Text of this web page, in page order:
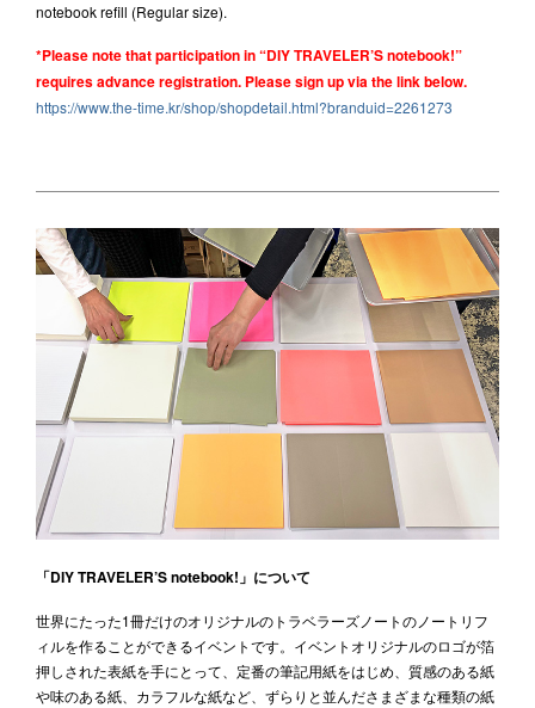
notebook refill (Regular size).
*Please note that participation in “DIY TRAVELER’S notebook!”
requires advance registration. Please sign up via the link below.
https://www.the-time.kr/shop/shopdetail.html?branduid=2261273
「DIY TRAVELER’S notebook!」について
世界にたった1冊だけのオリジナルのトラベラーズノートのノートリフ
ィルを作ることができるイベントです。イベントオリジナルのロゴが箔
押しされた表紙を手にとって、定番の筆記用紙をはじめ、質感のある紙
や味のある紙、カラフルな紙など、ずらりと並んださまざまな種類の紙